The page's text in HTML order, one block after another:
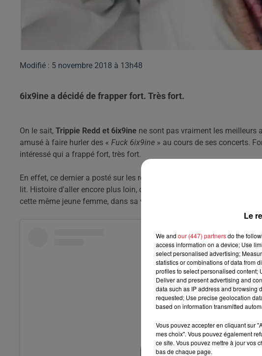
Modifié : 5 novembre 2018 à 13h48
6ix9ine a décidé de frapper fort. Très fort.
On le sait, Trippie Redd et 6ix9ine ne sont pas vraiment les meilleurs
amusé à faire hurler des « Fuck 6ix9ine » au cours de ses concerts.
intéressé qui a frappé fort, très fort.
En effet, ce dernier a posté sur les réseaux sociaux, une vidéo de lui
lit. Histoire d'aller encore plus loin, ce dernier a posté une seconde
cette même jeune femme, dans sa voiture. À la radio ? « Fuck Love »
Le
We and our (447) partnersdo the
access information on a device; Use
select personalised advertising;
statistics or combinations of data from
profiles to select personalised content;
Deliver and present advertising and
data such as IP address and browsing
requested; Use precise geolocation
based on information transmitted
Vous pouvez accepter en cliquant sur
mes choix". Vous pouvez également
ce site. Vous pouvez mettre à jour vos
bas de chaque page.